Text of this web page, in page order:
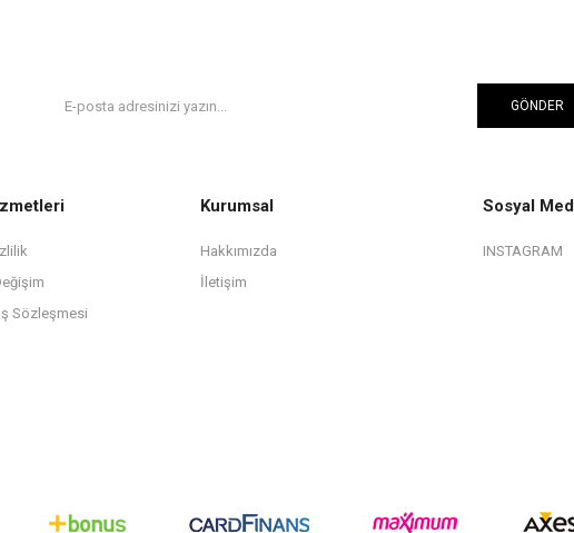
GÖNDER
Sözleşmesi
Kurumsal
Hakkımızda
İletişim
Sosyal
INSTAGRAM